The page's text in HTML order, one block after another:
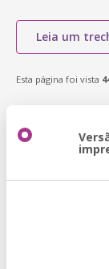
Leia um
Esta página foi vista